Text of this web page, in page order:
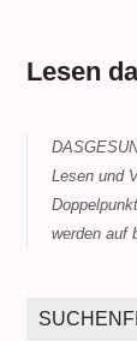
Lesen
Lesen und
werden auf